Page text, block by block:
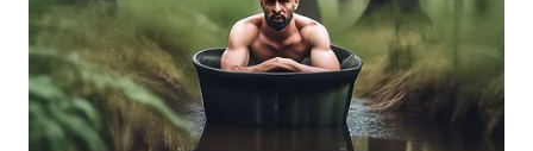
WN
GORONTALO
WN